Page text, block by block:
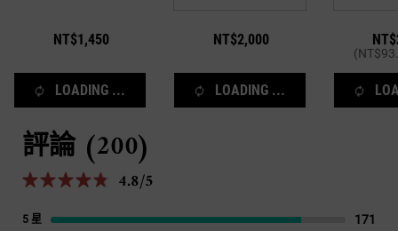
NT$1,450
LOADING ...
NT$2,000
LOADING ...
PDP Reviews
評論 (200)
4.8 out of 5 stars. 4.8/5
5 星 171